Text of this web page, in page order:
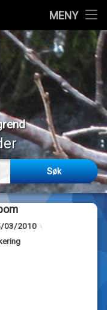
MENY
03/2010